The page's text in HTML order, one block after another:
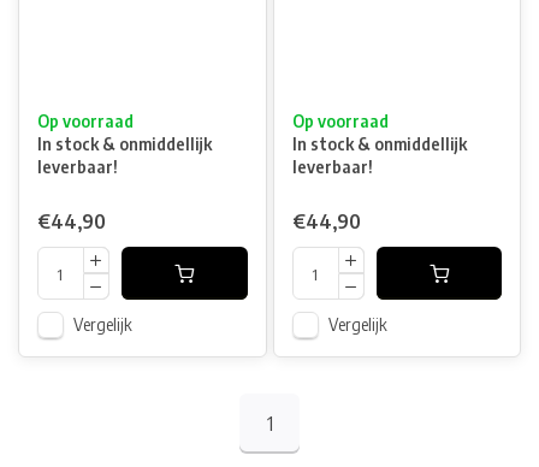
Op voorraad
In stock & onmiddellijk
leverbaar!
€44,90
Vergelijk
Op voorraad
In stock & onmiddellijk
leverbaar!
€44,90
Vergelijk
1